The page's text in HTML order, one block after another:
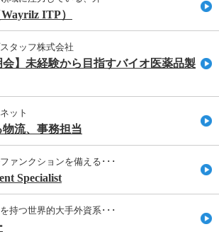
ITP）
タッフ株式会社
会】未経験から目指すバイオ医薬品製
ット
流、事務担当
ァンクションを備える･･･
Specialist
持つ世界的大手外資系･･･